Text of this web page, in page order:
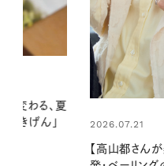
2026.07.24
る【大人気のド